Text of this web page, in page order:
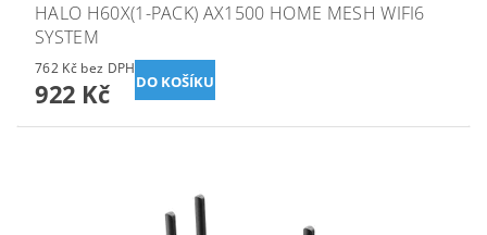
HALO H60X(1-PACK) AX1500 HOME MESH WIFI6
SYSTEM
762 Kč bez DPH
922 Kč